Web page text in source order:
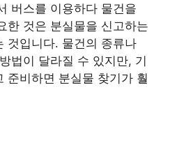
버스를 이용하다 물건을
한 것은 분실물을 신고하는
것입니다. 물건의 종류나
법이 달라질 수 있지만, 기
준비하면 분실물 찾기가 훨